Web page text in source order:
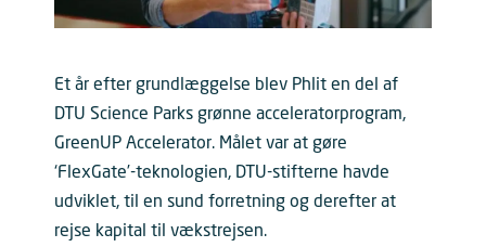
Et år efter grundlæggelse blev Phlit en del af
DTU Science Parks grønne acceleratorprogram,
GreenUP Accelerator. Målet var at gøre
‘FlexGate’-teknologien, DTU-stifterne havde
udviklet, til en sund forretning og derefter at
rejse kapital til vækstrejsen.